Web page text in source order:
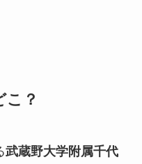
こ？
武蔵野大学附属千代